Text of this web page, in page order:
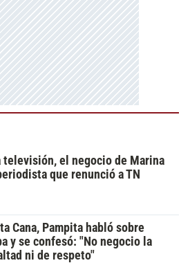
televisión, el negocio de Marina
que renunció a TN
Cana, Pampita habló sobre
y se confesó: "No negocio la
ni de respeto"